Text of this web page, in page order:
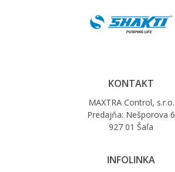
KONTAKT
MAXTRA Control, s.r.o.
Predajňa: Nešporova 6
927 01 Šaľa
INFOLINKA